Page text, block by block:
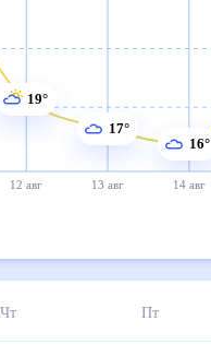
12 авг 13 авг 14 авг
19°
17°
16°
Чт Пт